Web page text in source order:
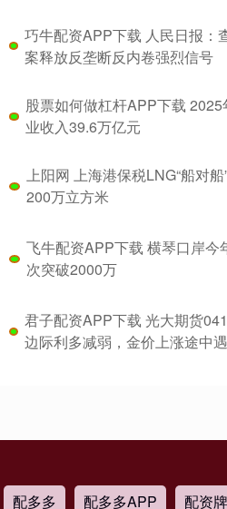
巧牛配资APP下载 人民日报：
案释放反垄断反内卷强烈信号
股票如何做杠杆APP下载
业收入39.6万亿元
上阳网 上海港保税LNG“船对
200万立方米
飞牛配资APP下载 横琴口岸今
次突破2000万
君子配资APP下载 光大期货
边际利多减弱，金价上涨途中
配多多 配多多APP 配资